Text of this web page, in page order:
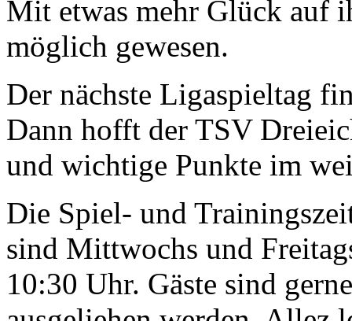
Mit etwas mehr Glück auf
möglich gewesen.
Der nächste Ligaspieltag
Dann hofft der TSV
und wichtige Punkte im
Die Spiel- und Trainin
sind Mittwochs und
10:30 Uhr. Gäste sind